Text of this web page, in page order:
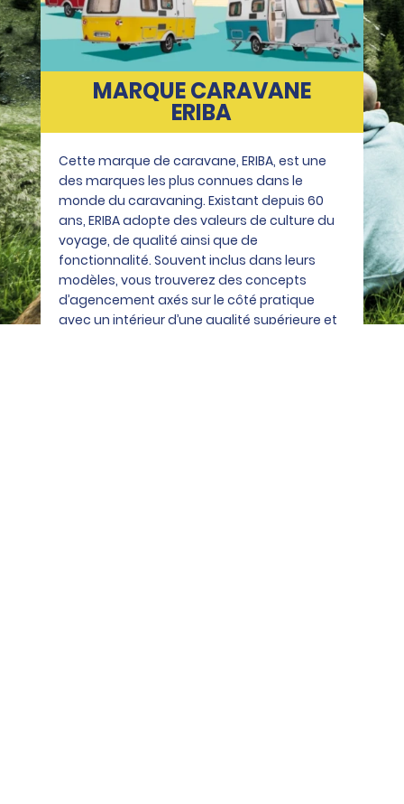
MARQUE CARAVANE
ERIBA
Cette marque de caravane, ERIBA, est une
des marques les plus connues dans le
monde du caravaning. Existant depuis 60
ans, ERIBA adopte des valeurs de culture du
voyage, de qualité ainsi que de
fonctionnalité. Souvent inclus dans leurs
modèles, vous trouverez des concepts
d’agencement axés sur le côté pratique
avec un intérieur d’une qualité supérieure et